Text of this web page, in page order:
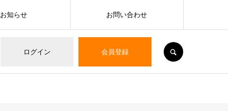
ログイン 会員登録
お知らせ お問い合わせ